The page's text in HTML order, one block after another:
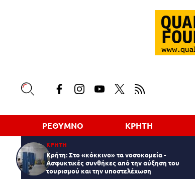
ΡΕΘΥΜΝΟ ΚΡΗΤΗ
ΚΡΗΤΗ
Κρήτη: Στο «κόκκινο» τα νοσοκομεία -
Ασφυκτικές συνθήκες από την αύξηση του
τουρισμού και την υποστελέχωση